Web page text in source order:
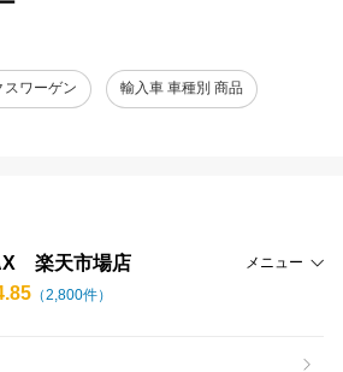
スワーゲン 輸入車 車種別 商品
楽天市場店 メニュー
（2,800件）